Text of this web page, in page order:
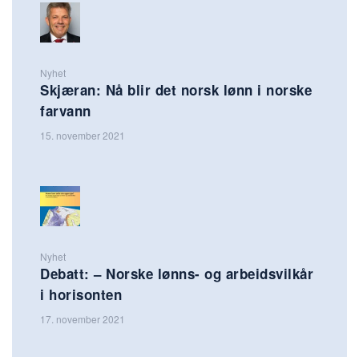
Nyhet
Skjæran: Nå blir det norsk lønn i norske
farvann
15. november 2021
Nyhet
Debatt: – Norske lønns- og arbeidsvilkår
i horisonten
17. november 2021